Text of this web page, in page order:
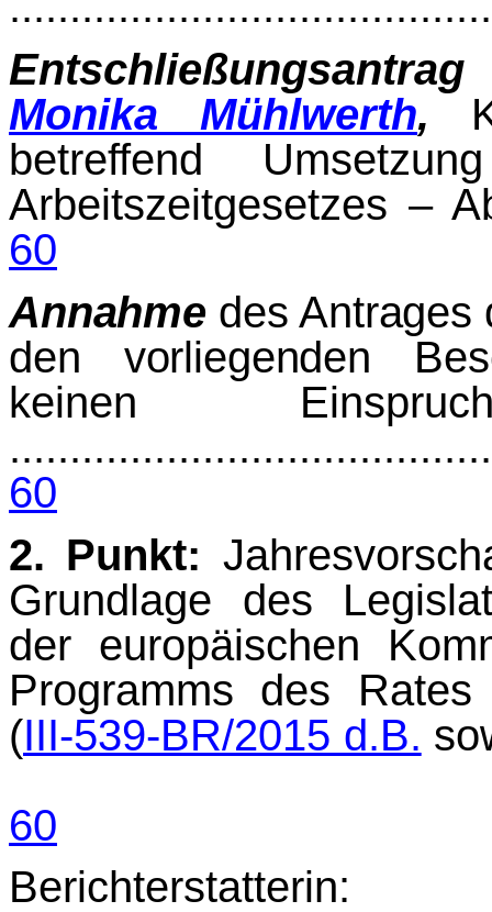
Entschließungsantrag
Monika Mühlwerth,
betreffend
Arbeitszeitgesetzes –
60
Annahme des Antrages
den vorliegenden
keinen
60
2. Punkt:
Grundlage des
der europäischen
Programms des
(III-539-BR/2015 d.B.
60